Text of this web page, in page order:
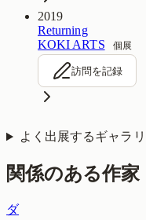
2019
Returning
KOKI ARTS
個展
訪問を記録
よく出展するギャラ
関係のある作家
ダ